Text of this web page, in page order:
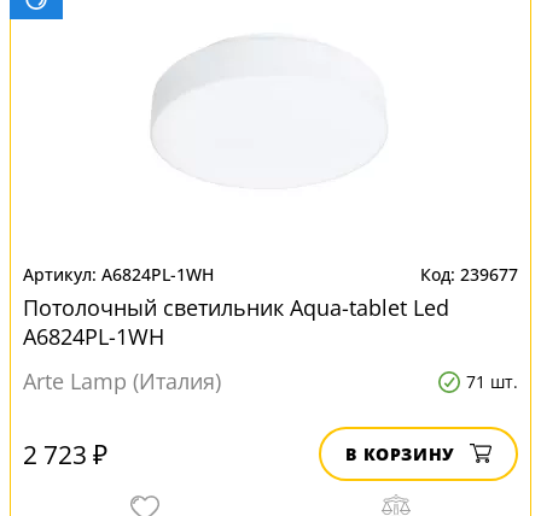
A6824PL-1WH 239677
Потолочный светильник Aqua-tablet Led
A6824PL-1WH
Arte Lamp (Италия)
71 шт.
2 723 ₽ В КОРЗИНУ